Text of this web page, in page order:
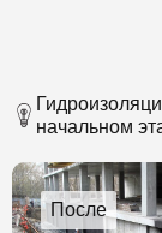
начальном